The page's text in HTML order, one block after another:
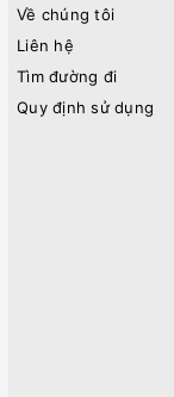
Về chúng tôi
Liên hệ
Tìm đường đi
Quy định sử dụng